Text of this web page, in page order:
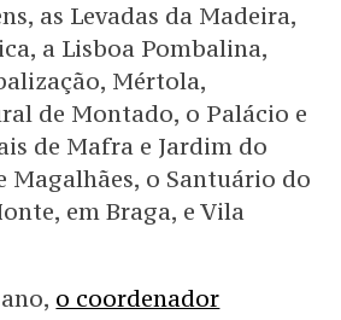
as Levadas da Madeira,
a Lisboa Pombalina,
Mértola,
de Montado, o Palácio e
de Mafra e Jardim do
Magalhães, o Santuário do
em Braga, e Vila
o coordenador